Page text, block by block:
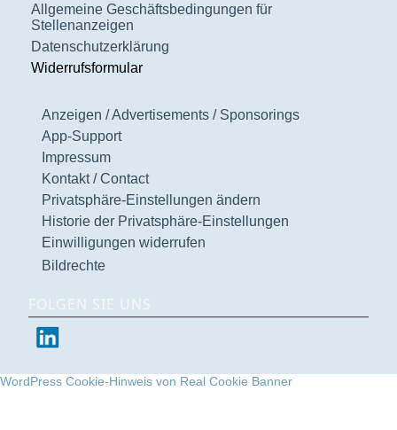
Allgemeine Geschäftsbedingungen für
Stellenanzeigen
Datenschutzerklärung
Widerrufsformular
Anzeigen / Advertisements / Sponsorings
App-Support
Impressum
Kontakt / Contact
Privatsphäre-Einstellungen ändern
Historie der Privatsphäre-Einstellungen
Einwilligungen widerrufen
Bildrechte
FOLGEN SIE UNS
WordPress Cookie-Hinweis von Real Cookie Banner